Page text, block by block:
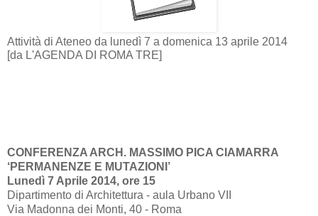
Attività di Ateneo da lunedì 7 a domenica 13 aprile 2014
[da L'AGENDA DI ROMA TRE]
CONFERENZA ARCH. MASSIMO PICA CIAMARRA
‘PERMANENZE E MUTAZIONI’
Lunedì 7 Aprile 2014, ore 15
Dipartimento di Architettura - aula Urbano VII
Via Madonna dei Monti, 40 - Roma